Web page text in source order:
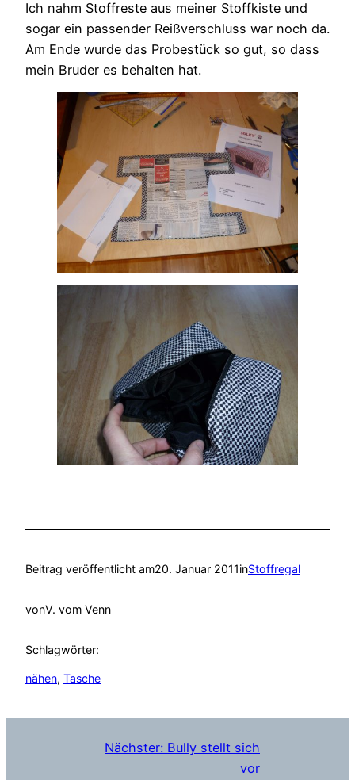
Ich nahm Stoffreste aus meiner Stoffkiste und
sogar ein passender Reißverschluss war noch da.
Am Ende wurde das Probestück so gut, so dass
mein Bruder es behalten hat.
Beitrag veröffentlicht am20. Januar 2011inStoffregal
vonV. vom Venn
Schlagwörter:
nähen, Tasche
Nächster: Bully stellt sich
vor